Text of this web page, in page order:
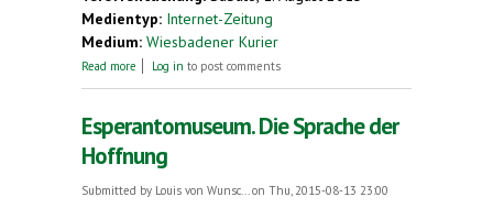
Medientyp: Internet-Zeitung
Medium: Wiesbadener Kurier
Read more about Wiesbaden spricht eine Woche lang
Log in to post comments
Esperantomuseum. Die Sprache der
Hoffnung
Submitted by Louis von Wunsc... on Thu, 2015-08-13 23:00